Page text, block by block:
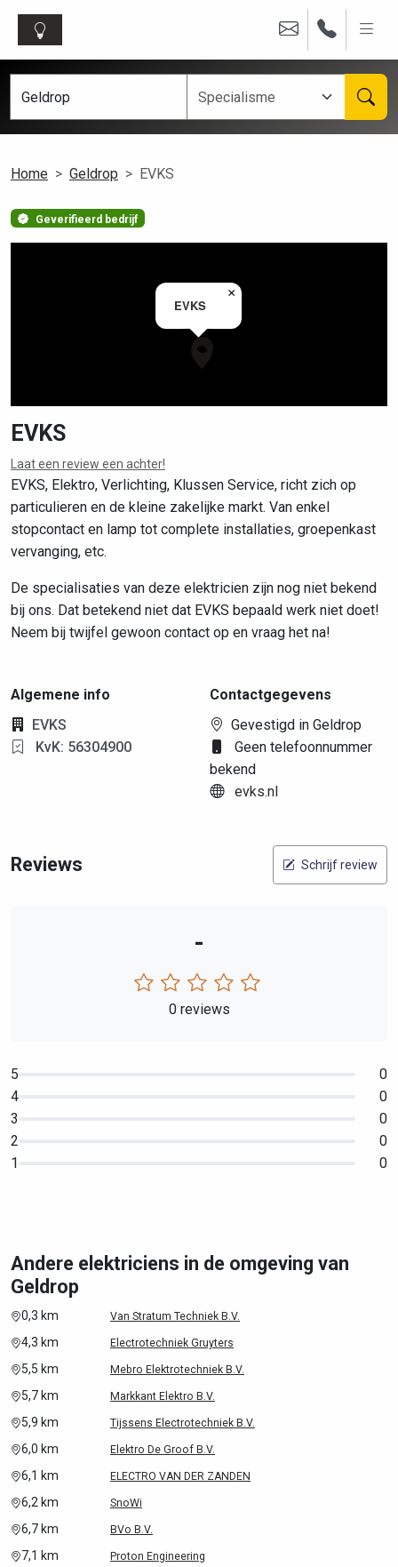
Home Geldrop EVKS
Geverifieerd bedrijf
EVKS
×
Leaflet|©OpenStreetMapcontributors
EVKS
Laat een review een achter!
EVKS, Elektro, Verlichting, Klussen Service, richt zich op
particulieren en de kleine zakelijke markt. Van enkel
stopcontact en lamp tot complete installaties, groepenkast
vervanging, etc.
De specialisaties van deze elektricien zijn nog niet bekend
bij ons. Dat betekend niet dat EVKS bepaald werk niet doet!
Neem bij twijfel gewoon contact op en vraag het na!
Algemene info
EVKS
KvK: 56304900
Contactgegevens
Gevestigd in Geldrop
Geen telefoonnummer
bekend
evks.nl
Reviews Schrijf review
-
0 reviews
5
0
4
0
3
0
2
0
1
0
Andere elektriciens in de omgeving van
Geldrop
0,3 km Van Stratum Techniek B.V.
4,3 km Electrotechniek Gruyters
5,5 km Mebro Elektrotechniek B.V.
5,7 km Markkant Elektro B.V.
5,9 km Tijssens Electrotechniek B.V.
6,0 km Elektro De Groof B.V.
6,1 km ELECTRO VAN DER ZANDEN
6,2 km SnoWi
6,7 km BVo B.V.
7,1 km Proton Engineering